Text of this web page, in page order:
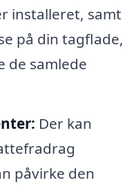
installeret, samt
på din tagflade,
de samlede
Der kan
påvirke den